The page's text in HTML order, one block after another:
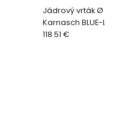
Jádrový vrták Ø 49
Karnasch BLUE-LINE
118.51 €